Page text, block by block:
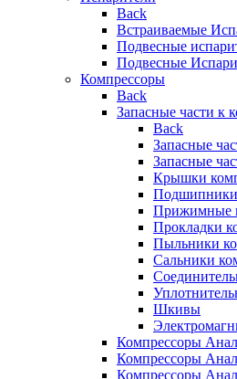
Back
Встраиваемые
Подвесные
Подвесные
Компрессоры
Back
Запасные части к
Back
Запасные
Запасные
Крышки
Подшипники
Прижимные
Прокладки
Пыльники
Сальники
Шкивы
Компрессоры
Компрессоры
Компрессоры